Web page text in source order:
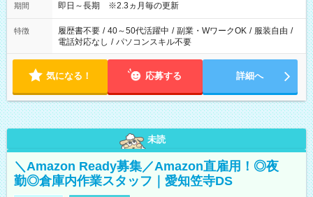
期間 即日～長期 ※2.3ヵ月毎の更新
特徴 履歴書不要 / 40～50代活躍中 / 副業・WワークOK / 服装自由 /
電話対応なし / パソコンスキル不要
気になる！ 応募する 詳細へ
未読
＼Amazon Ready募集／Amazon直雇用！◎夜
勤◎倉庫内作業スタッフ｜愛知笠寺DS